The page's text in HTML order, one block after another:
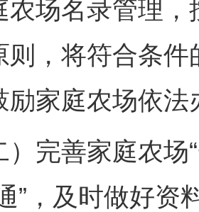
农场名录管理
则，将符合条
励家庭农场依
善家庭农场“
”，及时做好